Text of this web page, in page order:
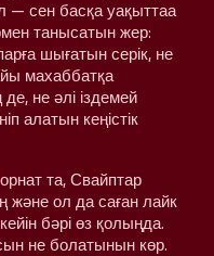
— сен басқа уақыттаа
танысатын жер:
шығатын серік, не
махаббатқа
не әлі іздемей
алатын кеңістік
та, Свайптар
және ол да саған лайк
бәрі өз қолыңда.
не болатынын көр.